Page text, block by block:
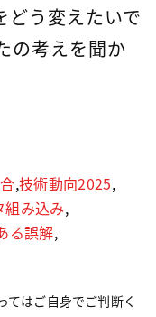
どう変えたいで
の考えを聞か
,技術動向2025,
組み込み,
る誤解,
てはご自身でご判断く